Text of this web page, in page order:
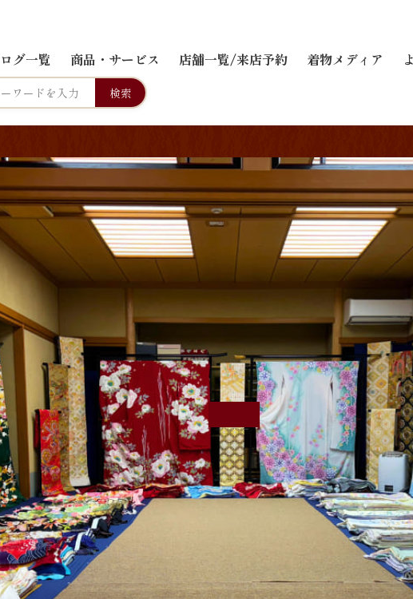
グ一覧 商品・サービス 店舗一覧/来店予約 着物メディア
検索